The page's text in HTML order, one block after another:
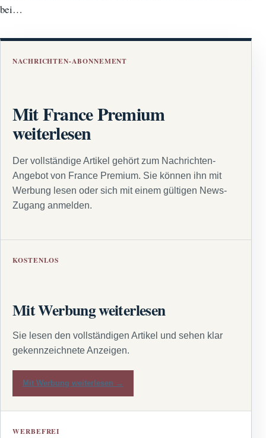
bei…
NACHRICHTEN-ABONNEMENT
Mit France Premium
weiterlesen
Der vollständige Artikel gehört zum Nachrichten-
Angebot von France Premium. Sie können ihn mit
Werbung lesen oder sich mit einem gültigen News-
Zugang anmelden.
KOSTENLOS
Mit Werbung weiterlesen
Sie lesen den vollständigen Artikel und sehen klar
gekennzeichnete Anzeigen.
Mit Werbung weiterlesen →
WERBEFREI